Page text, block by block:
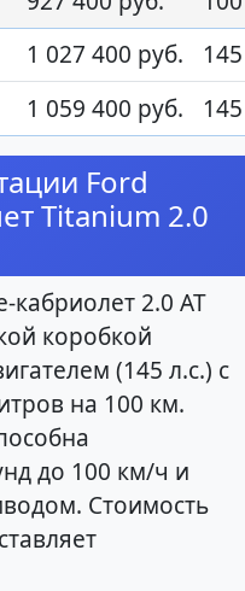
1 027 400 руб.
1 059 400 руб.
Ford
Titanium 2.0
кабриолет 2.0 AT
коробкой
(145 л.с.) с
на 100 км.
до 100 км/ч и
Стоимость